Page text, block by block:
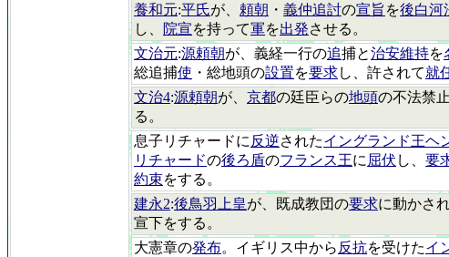
養和元:平氏が、 頼朝 ・ 義仲追討の宣旨 を後白河
し、
院宣を持って軍を出発させる。
文治元:源頼朝が、義経一行の追捕と治安維持を
総追捕使 ・総地頭の設置を要求し、許されて就
文治4:源頼朝が、 京都の廷臣らの地頭の不法禁
る。
息子リチャードに 反逆されたイングランド王ヘ
リチャードの後ろ盾のフランス王に 屈伏 し、 要
約束をする。
建永2:後鳥羽上皇が、既成教団の要求に動かさ
宣下をする。
大憲章の発布。イギリス中から 反抗を受けたイ